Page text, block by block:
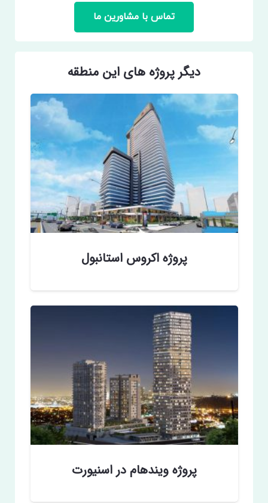
تماس با مشاورین ما
دیگر پروژه های این منطقه
پروژه اکروس استانبول
پروژه ویندهام در اسنیورت